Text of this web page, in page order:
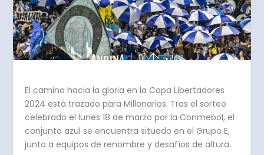
El camino hacia la gloria en la Copa Libertadores
2024 está trazado para Millonarios. Tras el sorteo
celebrado el lunes 18 de marzo por la Conmebol, el
conjunto azul se encuentra situado en el Grupo E,
junto a equipos de renombre y desafíos de altura.